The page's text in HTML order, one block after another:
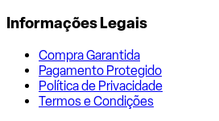
Informações Legais
Compra Garantida
Pagamento Protegido
Política de Privacidade
Termos e Condições